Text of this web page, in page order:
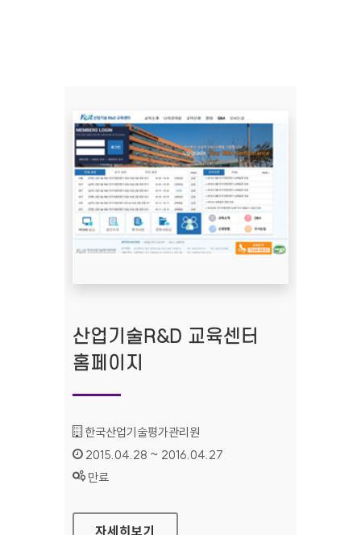
산업기술R&D 교육센터
홈페이지
기관명 :
한국산업기술평가관리원
인증기간 :
2015.04.28 ~ 2016.04.27
상태 :
만료
산업기술R&D 교육센터 홈페이지
자세히보기